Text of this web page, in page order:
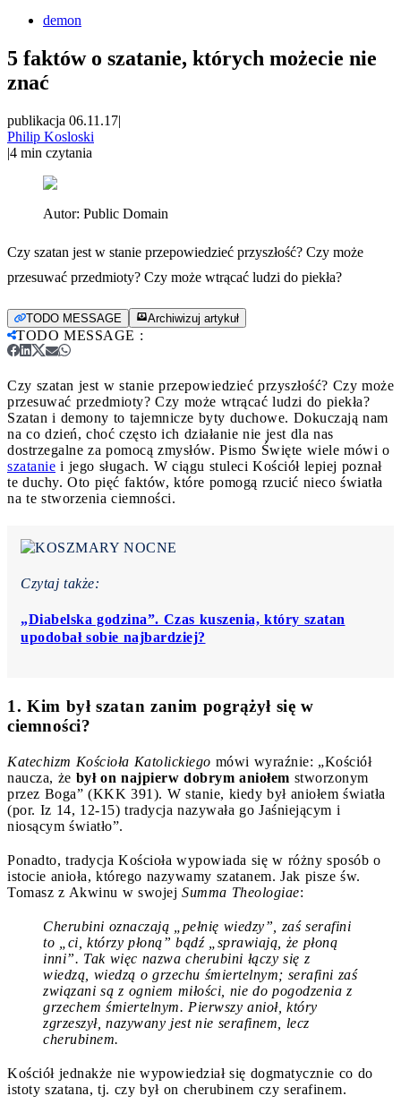
demon
5 faktów o szatanie, których możecie nie
znać
publikacja 06.11.17|
Philip Kosloski
|4 min czytania
Autor: Public Domain
Czy szatan jest w stanie przepowiedzieć przyszłość? Czy może
przesuwać przedmioty? Czy może wtrącać ludzi do piekła?
TODO MESSAGE Archiwizuj artykuł
TODO MESSAGE :
Czy szatan jest w stanie przepowiedzieć przyszłość? Czy może
przesuwać przedmioty? Czy może wtrącać ludzi do piekła?
Szatan i demony to tajemnicze byty duchowe. Dokuczają nam
na co dzień, choć często ich działanie nie jest dla nas
dostrzegalne za pomocą zmysłów. Pismo Święte wiele mówi o
szatanie i jego sługach. W ciągu stuleci Kościół lepiej poznał
te duchy. Oto pięć faktów, które pomogą rzucić nieco światła
na te stworzenia ciemności.
Czytaj także:
„Diabelska godzina”. Czas kuszenia, który szatan
upodobał sobie najbardziej?
1. Kim był szatan zanim pogrążył się w
ciemności?
Katechizm Kościoła Katolickiego mówi wyraźnie: „Kościół
naucza, że był on najpierw dobrym aniołem stworzonym
przez Boga” (KKK 391). W stanie, kiedy był aniołem światła
(por. Iz 14, 12-15) tradycja nazywała go Jaśniejącym i
niosącym światło”.
Ponadto, tradycja Kościoła wypowiada się w różny sposób o
istocie anioła, którego nazywamy szatanem. Jak pisze św.
Tomasz z Akwinu w swojej Summa Theologiae:
Cherubini oznaczają „pełnię wiedzy”, zaś serafini
to „ci, którzy płoną” bądź „sprawiają, że płoną
inni”. Tak więc nazwa cherubini łączy się z
wiedzą, wiedzą o grzechu śmiertelnym; serafini zaś
związani są z ogniem miłości, nie do pogodzenia z
grzechem śmiertelnym. Pierwszy anioł, który
zgrzeszył, nazywany jest nie serafinem, lecz
cherubinem.
Kościół jednakże nie wypowiedział się dogmatycznie co do
istoty szatana, tj. czy był on cherubinem czy serafinem.